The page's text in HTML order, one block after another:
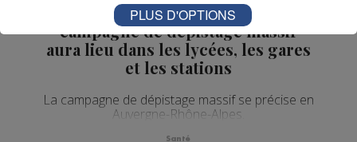
Auvergne-Rhône-Alpes : la
campagne de dépistage massif
aura lieu dans les lycées, les gares
et les stations
La campagne de dépistage massif se précise en
Auvergne-Rhône-Alpes.
Santé
PLUS D'OPTIONS